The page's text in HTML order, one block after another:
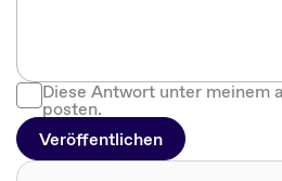
Diese Antwort unter meinem
posten.
Veröffentlichen